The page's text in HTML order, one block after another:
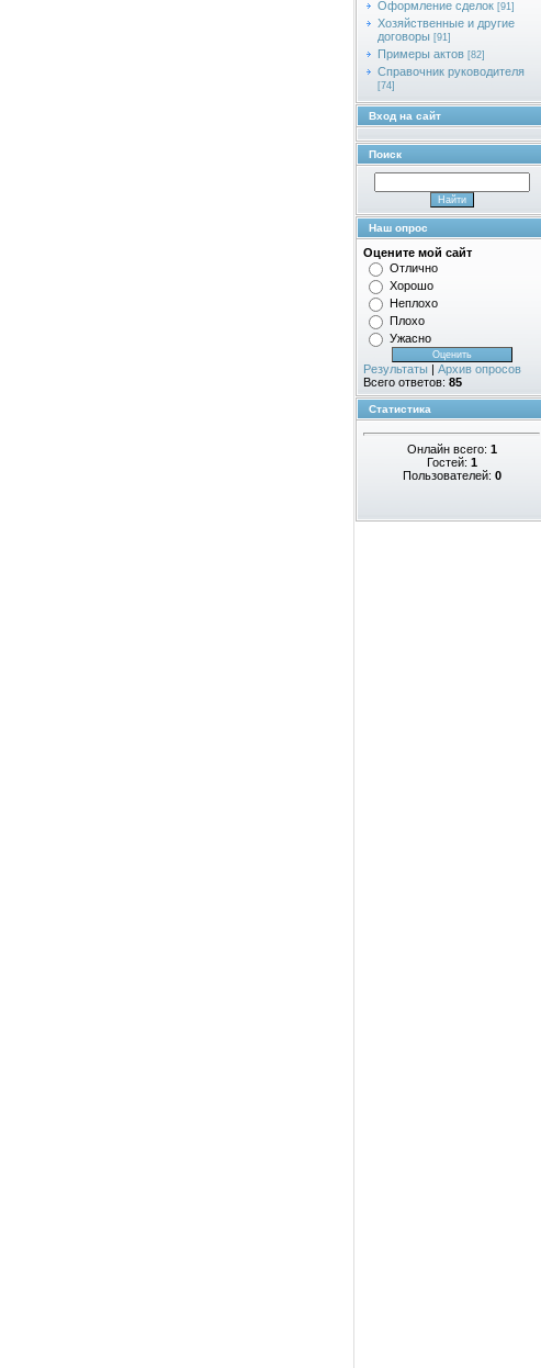
Оформление сделок [91]
Хозяйственные и другие
договоры [91]
Примеры актов [82]
Справочник руководителя
[74]
Вход на сайт
Поиск
Наш опрос
Оцените мой сайт
Отлично
Хорошо
Неплохо
Плохо
Ужасно
Результаты | Архив опросов
Всего ответов: 85
Статистика
Онлайн всего: 1
Гостей: 1
Пользователей: 0